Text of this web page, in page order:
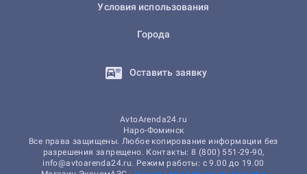
Условия использования
Города
Оставить заявку
AvtoArenda24.ru
Наро-Фоминск
Все права защищены. Любое копирование информации без
разрешения запрещено. Контакты: 8 (800) 551-29-90,
info@avtoarenda24.ru. Режим работы: с 9.00 до 19.00